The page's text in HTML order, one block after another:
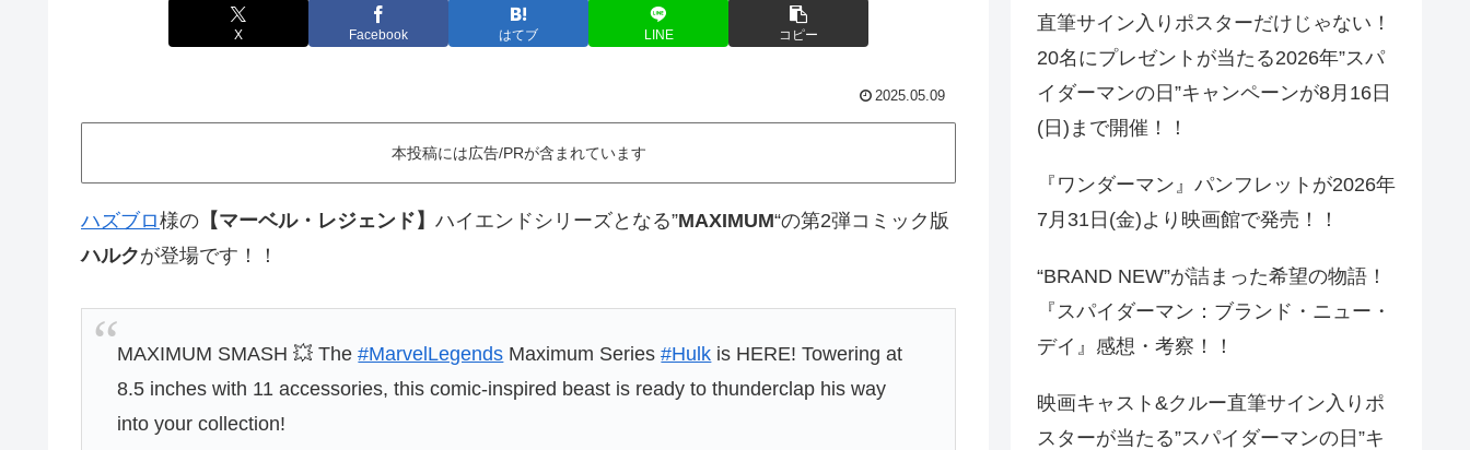
X Facebook はてブ LINE コピー
2025.05.09
本投稿には広告/PRが含まれています
ハズブロ様の 【マーベル・レジェンド】 ハイエンドシリーズとなる”MAXIMUM“の第2弾コミック版
ハルクが登場です！！
MAXIMUM SMASH 💥 The#MarvelLegends Maximum Series#Hulk is HERE! Towering at
8.5 inches with 11 accessories, this comic-inspired beast is ready to thunderclap his way
into your collection!
直筆サイン入りポスターだけじゃない！
20名にプレゼントが当たる2026年”スパ
イダーマンの日”キャンペーンが8月16日
(日)まで開催！！
『ワンダーマン』パンフレットが2026年
7月31日(金)より映画館で発売！！
“BRAND NEW”が詰まった希望の物語！
『スパイダーマン：ブランド・ニュー・
デイ』感想・考察！！
映画キャスト&クルー直筆サイン入りポ
スターが当たる”スパイダーマンの日”キ